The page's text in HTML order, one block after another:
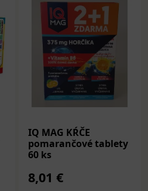
IQ MAG KŔČE
pomarančové tablety
60 ks
8,01 €